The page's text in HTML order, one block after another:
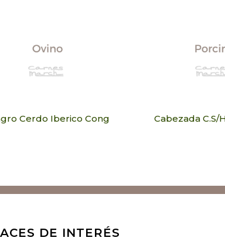
Cerdo Iberico Cong Cabezada C.S/
DE INTERÉS